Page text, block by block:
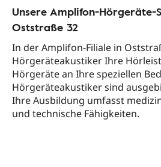
Unsere Amplifon-Hörgeräte-
Oststraße 32
In der Amplifon-Filiale in
Hörgeräteakustiker Ihre
Hörgeräte an Ihre speziellen
Hörgeräteakustiker sind
Ihre Ausbildung umfasst
und technische Fähigkeiten.